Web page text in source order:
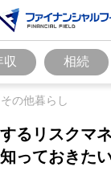
収 相続
その他暮らし
るリスクマ
っておきた